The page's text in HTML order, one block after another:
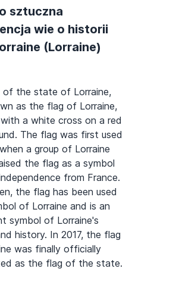
sztuczna
wie o historii
(Lorraine)
of the state of Lorraine,
as the flag of Lorraine,
a white cross on a red
The flag was first used
a group of Lorraine
the flag as a symbol
from France.
the flag has been used
of Lorraine and is an
symbol of Lorraine's
history. In 2017, the flag
was finally officially
as the flag of the state.